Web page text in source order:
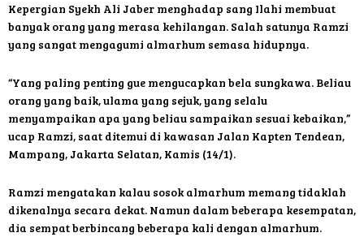
Kepergian Syekh Ali Jaber menghadap sang Ilahi membuat
banyak orang yang merasa kehilangan. Salah satunya Ramzi
yang sangat mengagumi almarhum semasa hidupnya.
“Yang paling penting gue mengucapkan bela sungkawa. Beliau
orang yang baik, ulama yang sejuk, yang selalu
menyampaikan apa yang beliau sampaikan sesuai kebaikan,”
ucap Ramzi, saat ditemui di kawasan Jalan Kapten Tendean,
Mampang, Jakarta Selatan, Kamis (14/1).
Ramzi mengatakan kalau sosok almarhum memang tidaklah
dikenalnya secara dekat. Namun dalam beberapa kesempatan,
dia sempat berbincang beberapa kali dengan almarhum.